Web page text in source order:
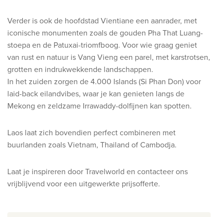
Ontdek onze thema's
Huwelijksreis
Adults only
Luxury
De beste aanbiedingen
IKYK Malta
Dhigali Resort Maldives
Verder is ook de hoofdstad Vientiane een aanrader, met
iconische monumenten zoals de gouden Pha That Luang-
stoepa en de Patuxai-triomfboog. Voor wie graag geniet
van rust en natuur is Vang Vieng een parel, met karstrotsen,
grotten en indrukwekkende landschappen.
In het zuiden zorgen de 4.000 Islands (Si Phan Don) voor
laid-back eilandvibes, waar je kan genieten langs de
Mekong en zeldzame Irrawaddy-dolfijnen kan spotten.
Laos laat zich bovendien perfect combineren met
buurlanden zoals Vietnam, Thailand of Cambodja.
Laat je inspireren door Travelworld en contacteer ons
vrijblijvend voor een uitgewerkte prijsofferte.